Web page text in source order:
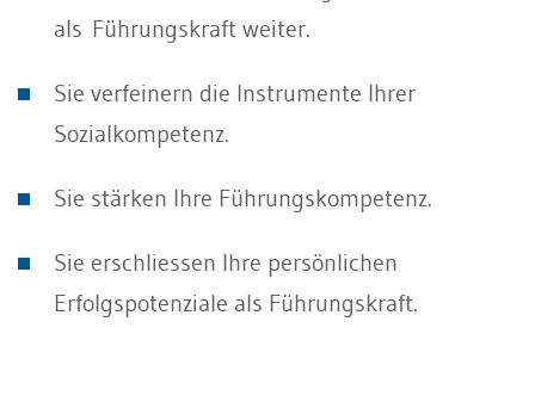
als Führungskraft weiter.
Sie verfeinern die Instrumente Ihrer
Sozialkompetenz.
Sie stärken Ihre Führungskompetenz.
Sie erschliessen Ihre persönlichen
Erfolgspotenziale als Führungskraft.